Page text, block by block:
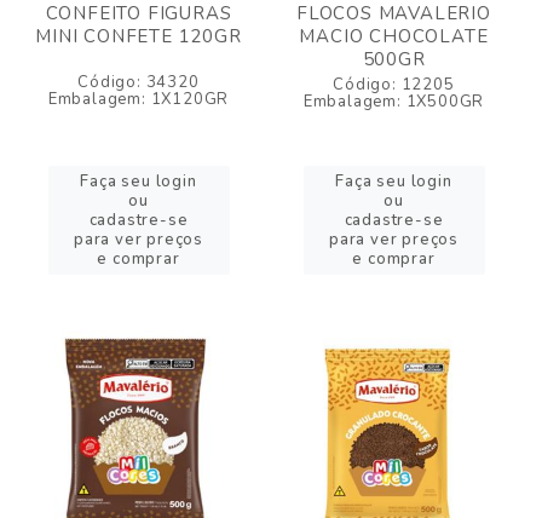
CONFEITO FIGURAS
MINI CONFETE 120GR
Código: 34320
Embalagem: 1X120GR
Faça seu login
ou
cadastre-se
para ver preços
e comprar
FLOCOS MAVALERIO
MACIO CHOCOLATE
500GR
Código: 12205
Embalagem: 1X500GR
Faça seu login
ou
cadastre-se
para ver preços
e comprar